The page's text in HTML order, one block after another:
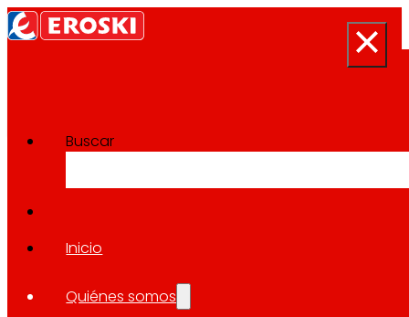
Buscar
Inicio
Quiénes somos
Sala de prensa
Volver a todas las noticias
02.06.2025